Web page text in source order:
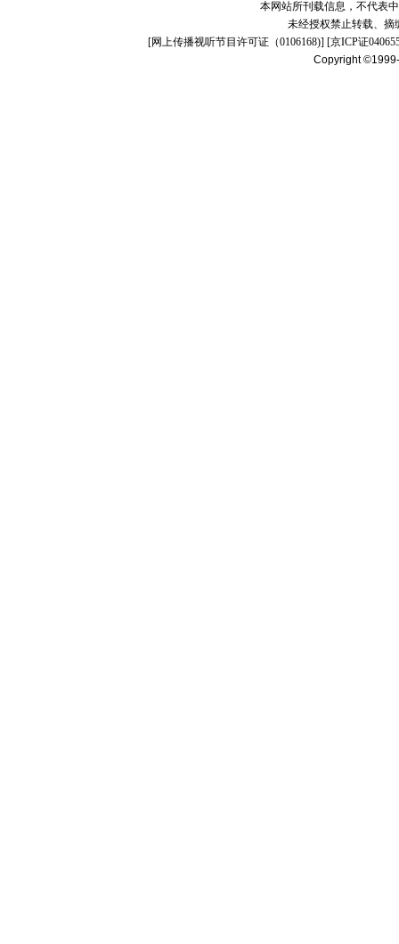
本网站所刊载信息，不代表
未经授权禁止转载、摘
[网上传播视听节目许可证（0106168)] [京ICP证
Copyright